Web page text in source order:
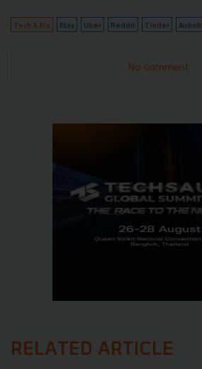
Tech & Biz Etsy Uber Reddit Tinder Airbnb
No comment
RELATED ARTICLE